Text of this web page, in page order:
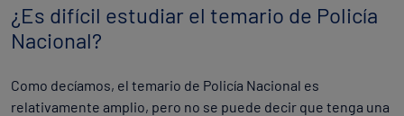
¿Es difícil estudiar el temario de Policía
Nacional?
Como decíamos, el temario de Policía Nacional es
relativamente amplio, pero no se puede decir que tenga una